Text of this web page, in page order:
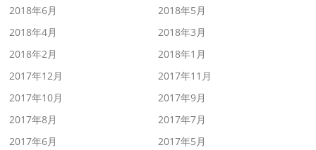
2018年6月
2018年5月
2018年4月
2018年3月
2018年2月
2018年1月
2017年12月
2017年11月
2017年10月
2017年9月
2017年8月
2017年7月
2017年6月
2017年5月